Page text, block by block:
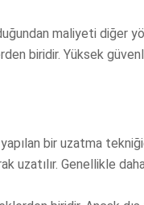
maliyeti diğer
biridir. Yüksek
bir uzatma
Genellikle